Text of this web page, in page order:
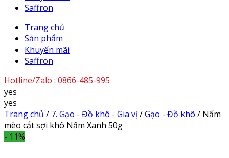
Saffron
Trang chủ
Sản phẩm
Khuyến mãi
Saffron
Hotline/Zalo : 0866-485-995
yes
yes
Trang chủ / 7. Gạo - Đồ khô - Gia vị /Gạo - Đồ khô / Nấm
mèo cắt sợi khô Nấm Xanh 50g
- 11%